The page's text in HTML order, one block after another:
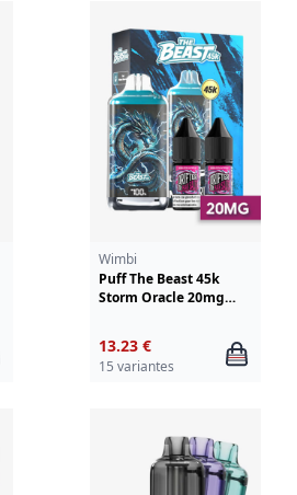
Wimbi
Puff The Beast 45k
Storm Oracle 20mg
13.23 €
15 variantes